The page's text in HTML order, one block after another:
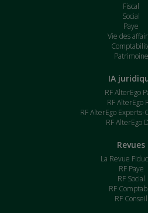
Fiscal
Social
Paye
Vie des
Patrimoine
IA
RF AlterEgo
RF AlterEgo
RF AlterEgo Experts-
RF AlterEgo
Revues
La Revue
RF Paye
RF Social
RF
RF Conseil